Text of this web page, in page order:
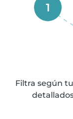
1
Filtra según